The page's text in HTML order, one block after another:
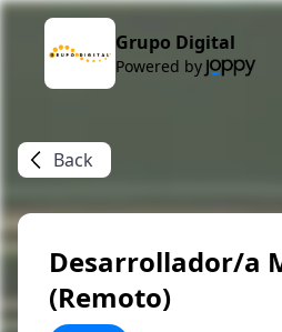
Grupo Digital
Powered by
Back
Desarrollador/a
(Remoto)